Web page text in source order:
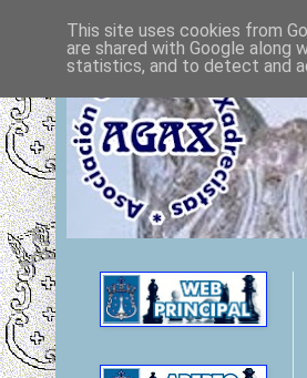
This site uses cookies from
are shared with Google along
statistics, and to detect and